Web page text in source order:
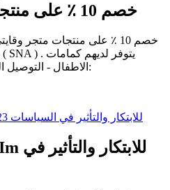
خصم 10 ٪ على منتجات متجر وقايتي
خصم 10 ٪ على منتجات متجر
الاطفال - التوصيل